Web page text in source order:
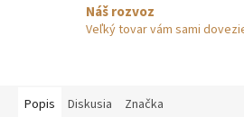
Náš rozvoz
Veľký tovar vám sami
Popis Diskusia Značka